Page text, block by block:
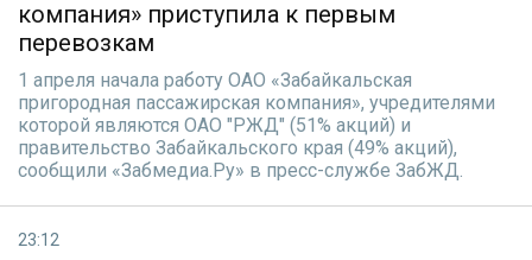
компания» приступила к первым
перевозкам
1 апреля начала работу ОАО «Забайкальская
пригородная пассажирская компания», учредителями
которой являются ОАО "РЖД" (51% акций) и
правительство Забайкальского края (49% акций),
сообщили «Забмедиа.Ру» в пресс-службе ЗабЖД.
23:12